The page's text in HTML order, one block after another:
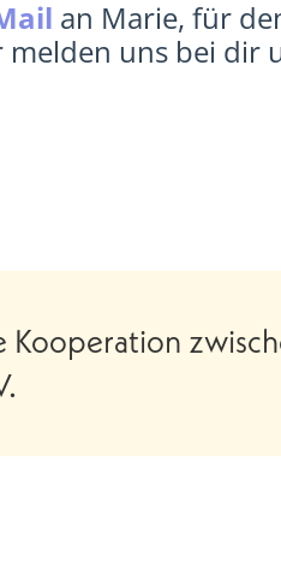
an Marie, für
uns bei dir
Kooperation